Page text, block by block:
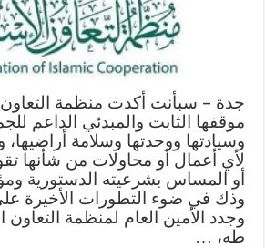
جدة – سبأنت أكدت منظمة التعاون
موقفها الثابت والمبدئي الداعم
وسيادتها ووحدتها وسلامة
لأي أعمال أو محاولات من شأنها
أو المساس بشرعيته الدستورية
وذك في ضوء التطورات الأخيرة
وجدد الأمين العام لمنظمة
طه، …